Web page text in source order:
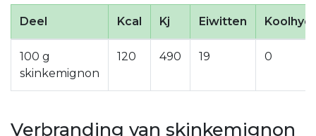
Deel Kcal Kj Eiwitten
100 g
skinkemignon
120 490 19 0
Verbranding van skinkemignon